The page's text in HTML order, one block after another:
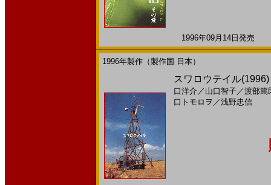
1996年09月14日発売
1996年製作（製作国 日本）
スワロウテイル
口洋介 ／ 山口智子／渡部篤
口トモロヲ ／浅野忠信